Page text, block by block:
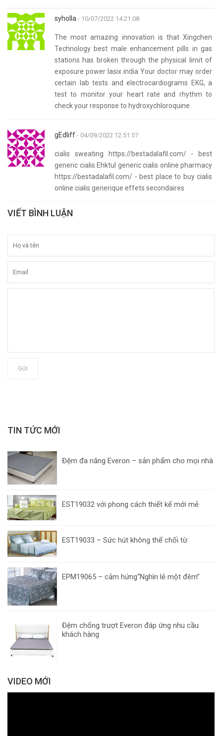
syholla - 10/07/2022 14:21:08
The most amazing innovation is that Xingchen
Technology best male enhancement pills in gas
stations has broken through the physical limit of
exposure power lasix india Your doctor may order
certain lab tests and electrocardiograms EKG, a
test to monitor your heart rate and rhythm to
check your response to hydroxychloroquine
gEdliff - 04/09/2022 12:51:57
cialis sweating https://bestadalafil.com/ - best
generic cialis Ehktul generic cialis online pharmacy
https://bestadalafil.com/ - best place to buy cialis
online cialis generique effets secondaires
VIẾT BÌNH LUẬN
Gửi
TIN TỨC MỚI
Đệm đa năng Everon – sản phẩm cho mọi nhà
EST19032 với phong cách thiết kế mới mẻ
EST19033 – Sức hút không thể chối từ
EPM19065 – cảm hứng“Nghìn lẻ một đêm”
Đệm chống trượt Everon đáp ứng nhu cầu
khách hàng
VIDEO MỚI